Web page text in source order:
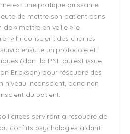
est une pratique puissante
de mettre son patient dans
« mettre en veille » le
» l’inconscient des chaînes
ensuite un protocole et
(dont la PNL qui est issue
Erickson) pour résoudre des
niveau inconscient, donc non
du patient.
serviront à résoudre de
conflits psychologies aidant